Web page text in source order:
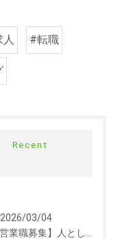
#転職
Recent
2026/03/04